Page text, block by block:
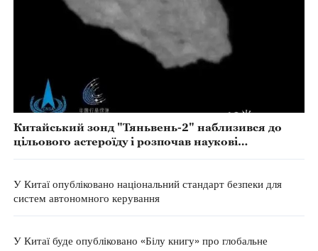
Китайський зонд "Тяньвень-2" наблизився до
цільового астероїду і розпочав наукові
У Китаї опубліковано національний стандарт безпеки для
систем автономного керування
У Китаї буде опубліковано «Білу книгу» про глобальне